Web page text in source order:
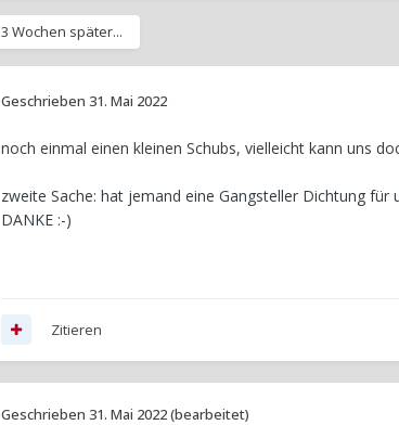
3 Wochen später...
Geschrieben 31. Mai 2022
noch einmal einen kleinen Schubs, vielleicht kann uns
zweite Sache: hat jemand eine Gangsteller Dichtung
DANKE :-)
Zitieren
Geschrieben 31. Mai 2022(bearbeitet)